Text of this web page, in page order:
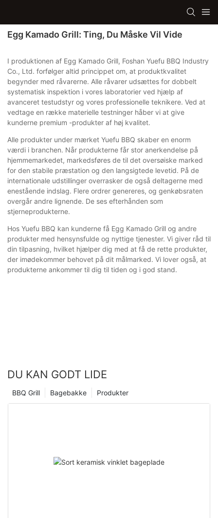
Egg Kamado Grill: Ting, Du Måske Vil Vide
I produktionen af ​​Egg Kamado Grill, Foshan Yuefu BBQ Industry
Co., Ltd. forfølger altid princippet om, at produktkvalitet
begynder med råvarerne. Alle råvarer udsættes for dobbelt
systematisk inspektion i vores laboratorier ved hjælp af
avanceret testudstyr og vores professionelle teknikere. Ved at
vedtage en række materielle testninger håber vi at give
kunderne premium -produkter af høj kvalitet.
Alle produkter under mærket Yuefu BBQ skaber en enorm
værdi i branchen. Når produkterne får stor anerkendelse på
hjemmemarkedet, markedsføres de til det oversøiske marked
for den stabile præstation og den langsigtede levetid. På de
internationale udstillinger overrasker de også deltagerne med
enestående indslag. Flere ordrer genereres, og genkøbsraten
overgår andre lignende. De ses efterhånden som
stjerneprodukterne.
Hos Yuefu BBQ kan kunderne få Egg Kamado Grill og andre
produkter med hensynsfulde og nyttige tjenester. Vi giver råd til
din tilpasning, hvilket hjælper dig med at få de rette produkter,
der imødekommer behovet på dit målmarked. Vi lover også, at
produkterne ankommer til dig til tiden og i god stand.
DU KAN GODT LIDE
Produkter
Bagebakke
BBQ Grill